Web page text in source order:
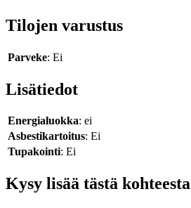
Tilojen varustus
Parveke: Ei
Lisätiedot
Energialuokka: ei
Asbestikartoitus: Ei
Tupakointi: Ei
Kysy lisää tästä kohteesta